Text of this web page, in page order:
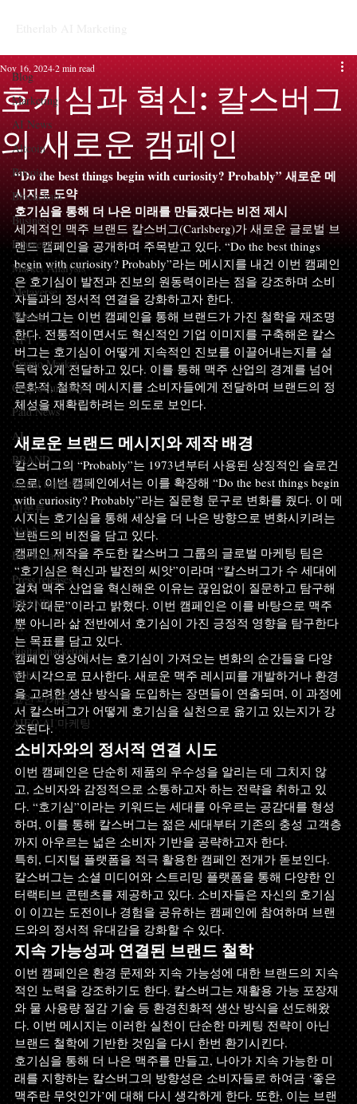
Blog
Marketing
AI News
Altcoin
Bitcoin
Blockchain
Business
Ethereum
Market Analysis
Metaverse
Mining
NFT
Crypto Market
CryptoCurrency
Paid News
AI
BRAND
digital marketing
미분류
Web3
Blockchain
Press releases
BRAND
AI
digital marketing
Web3
코인 마케팅
AIEO AI 마케팅
호기심과 혁신: 칼스버그
의 새로운 캠페인
Nov 16, 20242 min read
“Do the best things begin with curiosity? Probably” 새로운 메
시지로 도약
호기심을 통해 더 나은 미래를 만들겠다는 비전 제시
세계적인 맥주 브랜드 칼스버그(Carlsberg)가 새로운 글로벌 브
랜드 캠페인을 공개하며 주목받고 있다. “Do the best things
begin with curiosity? Probably”라는 메시지를 내건 이번 캠페인
은 호기심이 발전과 진보의 원동력이라는 점을 강조하며 소비
자들과의 정서적 연결을 강화하고자 한다.
칼스버그는 이번 캠페인을 통해 브랜드가 가진 철학을 재조명
한다. 전통적이면서도 혁신적인 기업 이미지를 구축해온 칼스
버그는 호기심이 어떻게 지속적인 진보를 이끌어내는지를 설
득력 있게 전달하고 있다. 이를 통해 맥주 산업의 경계를 넘어
문화적, 철학적 메시지를 소비자들에게 전달하며 브랜드의 정
체성을 재확립하려는 의도로 보인다.
새로운 브랜드 메시지와 제작 배경
칼스버그의 “Probably”는 1973년부터 사용된 상징적인 슬로건
으로, 이번 캠페인에서는 이를 확장해 “Do the best things begin
with curiosity? Probably”라는 질문형 문구로 변화를 줬다. 이 메
시지는 호기심을 통해 세상을 더 나은 방향으로 변화시키려는
브랜드의 비전을 담고 있다.
캠페인 제작을 주도한 칼스버그 그룹의 글로벌 마케팅 팀은
“호기심은 혁신과 발전의 씨앗”이라며 “칼스버그가 수 세대에
걸쳐 맥주 산업을 혁신해온 이유는 끊임없이 질문하고 탐구해
왔기 때문”이라고 밝혔다. 이번 캠페인은 이를 바탕으로 맥주
뿐 아니라 삶 전반에서 호기심이 가진 긍정적 영향을 탐구한다
는 목표를 담고 있다.
캠페인 영상에서는 호기심이 가져오는 변화의 순간들을 다양
한 시각으로 묘사한다. 새로운 맥주 레시피를 개발하거나 환경
을 고려한 생산 방식을 도입하는 장면들이 연출되며, 이 과정에
서 칼스버그가 어떻게 호기심을 실천으로 옮기고 있는지가 강
조된다.
소비자와의 정서적 연결 시도
이번 캠페인은 단순히 제품의 우수성을 알리는 데 그치지 않
고, 소비자와 감정적으로 소통하고자 하는 전략을 취하고 있
다. “호기심”이라는 키워드는 세대를 아우르는 공감대를 형성
하며, 이를 통해 칼스버그는 젊은 세대부터 기존의 충성 고객층
까지 아우르는 넓은 소비자 기반을 공략하고자 한다.
특히, 디지털 플랫폼을 적극 활용한 캠페인 전개가 돋보인다.
칼스버그는 소셜 미디어와 스트리밍 플랫폼을 통해 다양한 인
터랙티브 콘텐츠를 제공하고 있다. 소비자들은 자신의 호기심
이 이끄는 도전이나 경험을 공유하는 캠페인에 참여하며 브랜
드와의 정서적 유대감을 강화할 수 있다.
지속 가능성과 연결된 브랜드 철학
이번 캠페인은 환경 문제와 지속 가능성에 대한 브랜드의 지속
적인 노력을 강조하기도 한다. 칼스버그는 재활용 가능 포장재
와 물 사용량 절감 기술 등 환경친화적 생산 방식을 선도해왔
다. 이번 메시지는 이러한 실천이 단순한 마케팅 전략이 아닌
브랜드 철학에 기반한 것임을 다시 한번 환기시킨다.
호기심을 통해 더 나은 맥주를 만들고, 나아가 지속 가능한 미
래를 지향하는 칼스버그의 방향성은 소비자들로 하여금 ‘좋은
맥주란 무엇인가’에 대해 다시 생각하게 한다. 또한, 이는 브랜